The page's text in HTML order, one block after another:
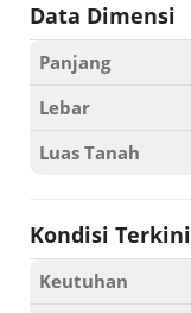
Data Dimensi
Panjang
Lebar
Luas Tanah
Kondisi Terkini
Keutuhan